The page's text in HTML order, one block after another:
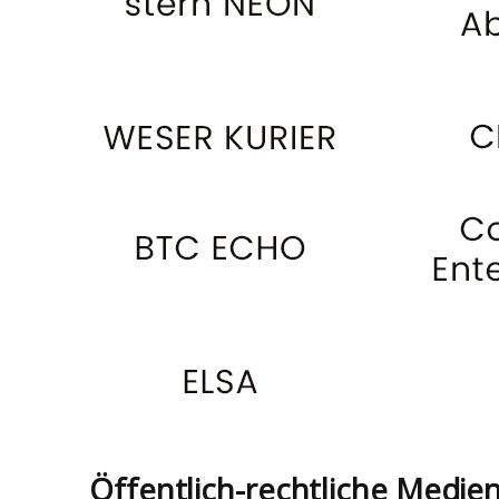
Öffentlich-rechtliche